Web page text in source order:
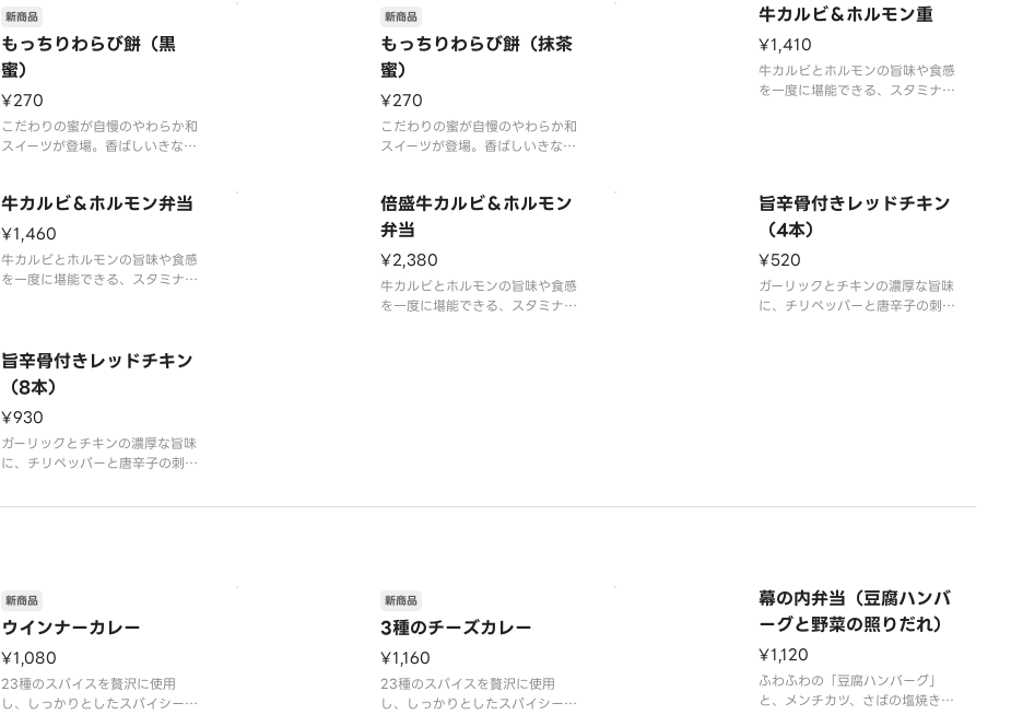
だ、スパイシーでコク旨な味わい
が特長です。ローストオニオンペ
ーストと、隠し味にチーズや北海
道産生クリームを使うことで深い
コクとまろやかさにこだ
だ、スパイシーでコク旨な味わい
が特長です。ローストオニオンペ
ーストと、隠し味にチーズや北海
道産生クリームを使うことで深い
コクとまろやかさにこだ
6種のスパイスと肉や野菜の旨味
が溶け込んだ、スパイシーでコク
旨な味わいが特長です。ロースト
オニオンペーストと、隠し味にチ
ーズや北海道産生クリ
もっちりわらび餅（黒
蜜）
新商品
¥270
こだわりの蜜が自慢のやわらか和
スイーツが登場。香ばしいきな粉
縄産黒糖を使用した“黒蜜”をかけ
てお楽しみください。※商品内
容、容器が異なる場合が御座いま
す。
もっちりわらび餅（抹茶
蜜）
新商品
¥270
こだわりの蜜が自慢のやわらか和
スイーツが登場。香ばしいきな粉
れた宇治抹茶を使用した“抹茶
蜜”をかけてお楽しみください。
※商品内容、容器が異なる場合が
御座います。
牛カルビ＆ホルモン重
¥1,410
牛カルビとホルモンの旨味や食感
を一度に堪能できる、スタミナ満
めにぴったりな小松菜と油揚げの
和え物、白菜キムチを添えていま
牛カルビ＆ホルモン弁当
¥1,460
牛カルビとホルモンの旨味や食感
を一度に堪能できる、スタミナ満
ャンの旨味、みりんとリンゴ果汁
の甘味をブレンド。また、付け合
わせのキャベツはタレとの相性が
抜群です。
別添の「辛子味噌」をお
倍盛牛カルビ＆ホルモン
弁当
¥2,380
牛カルビとホルモンの旨味や食感
を一度に堪能できる、スタミナ満
旨辛骨付きレッドチキン
（4本）
¥520
ガーリックとチキンの濃厚な旨味
に、チリペッパーと唐辛子の刺激
旨辛骨付きレッドチキン
（8本）
¥930
ガーリックとチキンの濃厚な旨味
に、チリペッパーと唐辛子の刺激
ンです。後を引く辛さの中にも、
※商品内容、容器が異なる場合
ウインナーカレー
新商品
¥1,080
23種のスパイスを贅沢に使用
し、しっかりとしたスパイシーさ
3種のチーズカレー
新商品
¥1,160
23種のスパイスを贅沢に使用
し、しっかりとしたスパイシーさ
幕の内弁当（豆腐ハンバ
ーグと野菜の照りだれ）
¥1,120
ふわふわの「豆腐ハンバーグ」
と、メンチカツ、さばの塩焼き、